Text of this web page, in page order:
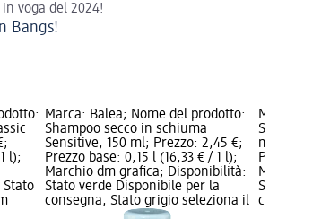
voga del 2024!
Bangs!
l);
Stato
Marca: Balea; Nome del prodotto:
Shampoo secco in schiuma
Sensitive, 150 ml; Prezzo: 2,45 €;
Prezzo base: 0,15 l (16,33 € / 1 l);
Marchio dm grafica; Disponibilità:
Stato verde Disponibile per la
consegna, Stato grigio seleziona il
Marca:
Shampoo
minitaglia,
Prezzo
Marchio
Stato
consegna,